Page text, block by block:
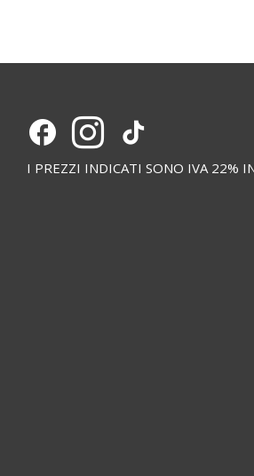
I PREZZI INDICATI SONO IVA 22%